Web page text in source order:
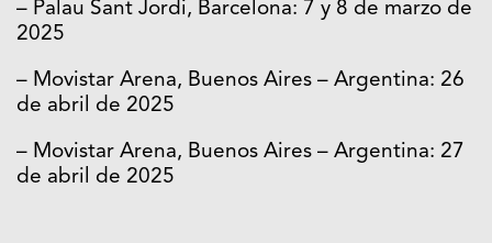
– Palau Sant Jordi, Barcelona: 7 y 8 de marzo de
2025
– Movistar Arena, Buenos Aires – Argentina: 26
de abril de 2025
– Movistar Arena, Buenos Aires – Argentina: 27